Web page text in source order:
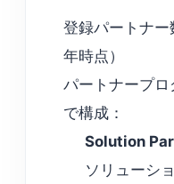
登録パートナー
年時点）
パートナープ
で構成：
Solution
ソリューシ